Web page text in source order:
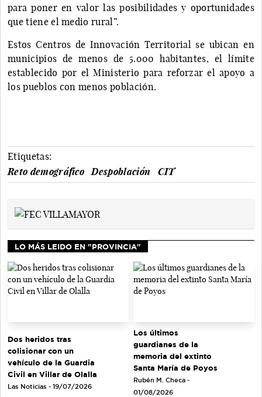
para poner en valor las posibilidades y oportunidades
que tiene el medio rural”.
Estos Centros de Innovación Territorial se ubican en
municipios de menos de 5.000 habitantes, el límite
establecido por el Ministerio para reforzar el apoyo a
los pueblos con menos población.
Etiquetas:
Reto demográfico
Despoblación CIT
LO MÁS LEIDO EN "PROVINCIA"
Dos heridos tras
colisionar con un
vehículo de la Guardia
Civil en Villar de Olalla
Las Noticias - 19/07/2026
Los últimos
guardianes de la
memoria del extinto
Santa María de Poyos
Rubén M. Checa -
01/08/2026